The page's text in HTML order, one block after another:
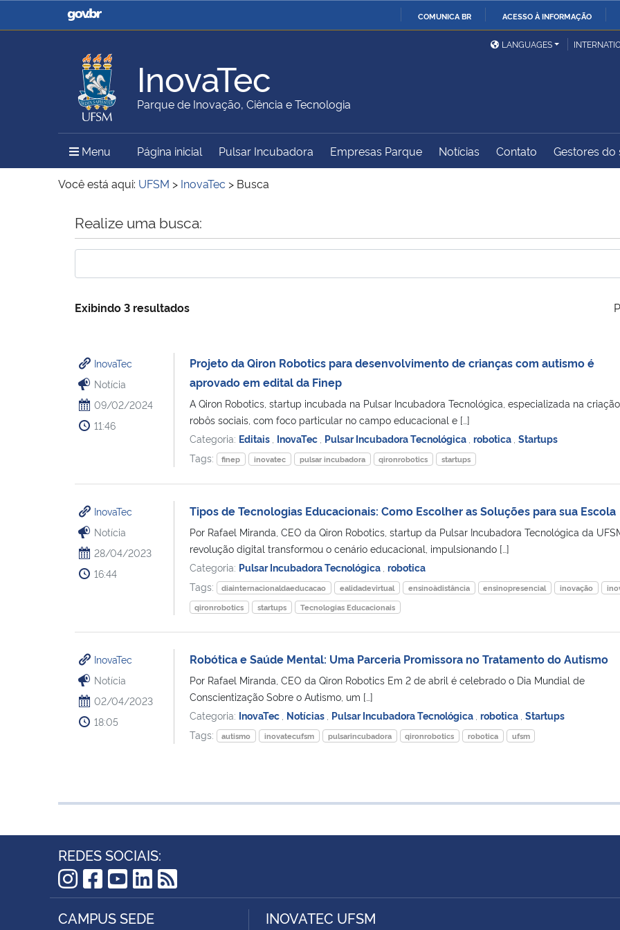
COMUNICA BR ACESSO À INFORMAÇÃO
Casa Civil
Ministério da Justiça e
Ministério da Defesa
Ministério das Relações
Exteriores
Ministério da Agricultura,
Pecuária e Abastecimento
Ministério da Educação
Ministério do Meio Ambiente Ministério do Turismo
Ministério do
Controladoria-Geral da
LANGUAGES
InovaTec
Parque de Inovação, Ciência e Tecnologia
Menu Menu Principal do Sítio
Página inicial Pulsar Incubadora Empresas Parque Notícias Contato Gestores do
Você está aqui: UFSM > InovaTec > Busca
Início do conteúdo
Realize uma busca:
Exibindo 3 resultados
InovaTec
Notícia
09/02/2024
11:46
Projeto da Qiron Robotics para desenvolvimento de crianças com autismo é
aprovado em edital da Finep
A Qiron Robotics, startup incubada na Pulsar Incubadora Tecnológica, especializada na
robôs sociais, com foco particular no campo educacional e […]
Categoria: Editais InovaTec Pulsar Incubadora Tecnológica robotica Startups
Tags:
finep inovatec pulsar incubadora qironrobotics startups
InovaTec
Notícia
28/04/2023
16:44
Tipos de Tecnologias Educacionais: Como Escolher as Soluções para sua Escola
Por Rafael Miranda, CEO da Qiron Robotics, startup da Pulsar Incubadora Tecnológica da
revolução digital transformou o cenário educacional, impulsionando […]
Categoria: Pulsar Incubadora Tecnológica robotica
Tags:
diainternacionaldaeducacao ealidadevirtual ensinoàdistância ensinopresencial inovação
qironrobotics
startups Tecnologias Educacionais
InovaTec
Notícia
02/04/2023
18:05
Robótica e Saúde Mental: Uma Parceria Promissora no Tratamento do Autismo
Por Rafael Miranda, CEO da Qiron Robotics Em 2 de abril é celebrado o Dia Mundial de
Conscientização Sobre o Autismo, um […]
Categoria: InovaTec Notícias Pulsar Incubadora Tecnológica robotica Startups
Tags:
autismo inovatecufsm pulsarincubadora qironrobotics robotica ufsm
REDES SOCIAIS:
Instagram
Facebook
YouTube
LinkedIn
RSS
CAMPUS SEDE INOVATEC UFSM